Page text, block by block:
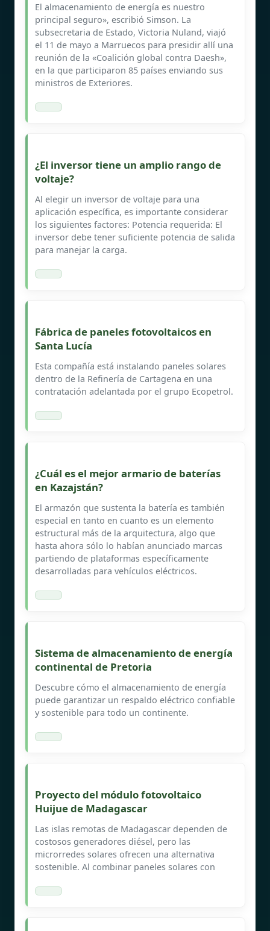
El almacenamiento de energía es nuestro
principal seguro», escribió Simson. La
subsecretaria de Estado, Victoria Nuland, viajó
el 11 de mayo a Marruecos para presidir allí una
reunión de la «Coalición global contra Daesh»,
en la que participaron 85 países enviando sus
ministros de Exteriores.
¿El inversor tiene un amplio rango de
voltaje?
Al elegir un inversor de voltaje para una
aplicación específica, es importante considerar
los siguientes factores: Potencia requerida: El
inversor debe tener suficiente potencia de salida
para manejar la carga.
Fábrica de paneles fotovoltaicos en
Santa Lucía
Esta compañía está instalando paneles solares
dentro de la Refinería de Cartagena en una
contratación adelantada por el grupo Ecopetrol.
¿Cuál es el mejor armario de baterías
en Kazajstán?
El armazón que sustenta la batería es también
especial en tanto en cuanto es un elemento
estructural más de la arquitectura, algo que
hasta ahora sólo lo habían anunciado marcas
partiendo de plataformas específicamente
desarrolladas para vehículos eléctricos.
Sistema de almacenamiento de energía
continental de Pretoria
Descubre cómo el almacenamiento de energía
puede garantizar un respaldo eléctrico confiable
y sostenible para todo un continente.
Proyecto del módulo fotovoltaico
Huijue de Madagascar
Las islas remotas de Madagascar dependen de
costosos generadores diésel, pero las
microrredes solares ofrecen una alternativa
sostenible. Al combinar paneles solares con